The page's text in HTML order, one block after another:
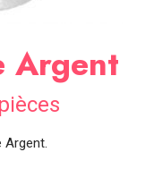
Argent
Argent.